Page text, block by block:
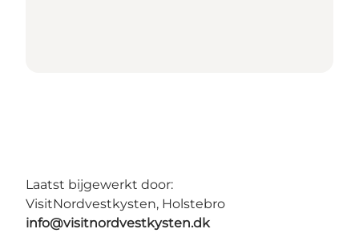
Laatst bijgewerkt door:
VisitNordvestkysten, Holstebro
info@visitnordvestkysten.dk